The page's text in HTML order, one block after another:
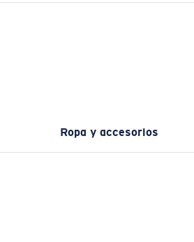
Ropa y accesorios